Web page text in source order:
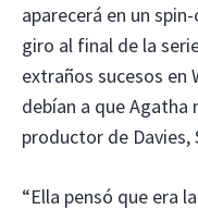
aparecerá en un spin-
giro al final de la
extraños sucesos en
debían a que Agatha
productor de Davies,
“Ella pensó que era